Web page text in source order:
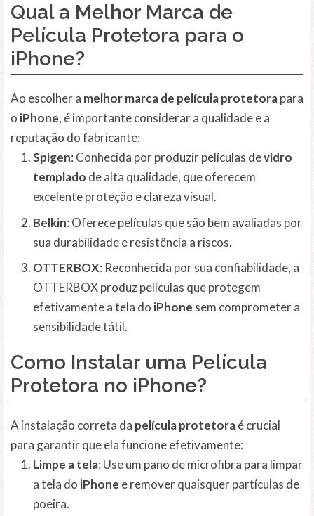
Qual a Melhor Marca de
Película Protetora para o
iPhone?
Ao escolher a melhor marca de película protetorapara
o iPhone, é importante considerar a qualidade e a
reputação do fabricante:
Spigen: Conhecida por produzir películas devidro
templado de alta qualidade, que oferecem
excelente proteção e clareza visual.
Belkin: Oferece películas que são bem avaliadas por
sua durabilidade e resistência a riscos.
OTTERBOX: Reconhecida por sua confiabilidade, a
OTTERBOX produz películas que protegem
efetivamente a tela do iPhone sem comprometer a
sensibilidade tátil.
Como Instalar uma Película
Protetora no iPhone?
A instalação correta da película protetoraé crucial
para garantir que ela funcione efetivamente:
Limpe a tela: Use um pano de microfibra para limpar
a tela do iPhone e remover quaisquer partículas de
poeira.